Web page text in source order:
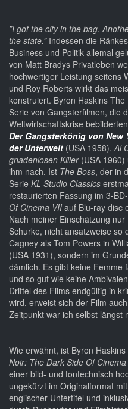
”I got the city in the bag.
the state.”Indessen die
Business und Politik allemal
von Matt Bradys Privatleben
hochwertiger Leistung seitens
und Roy Roberts wirkt das
konstruiert. Byron Haskins
Serie von Gangsterfilmen, die
Weltwirtschaftskrise
Der Gangsterkönig von New
der Unterwelt (USA 1958),Al
gnadenlosen Killer(USA 1960)
ihm nach. Ist The Boss, der in
Serie KL Studio Classics
restaurierten Fassung im 3-
Of Cinema VII auf Blu-ray disc
Nach meiner Einschätzung
Schurke, nicht ansatzweise so
Cagney als Tom Powers in
(USA 1931), sondern im
dämlich. Es gibt keine Femme
und so gut wie keine
Drittel des Films endgültig in
wird, erweist sich der Film
Zeitpunkt war ich selbst längst
Wie erwähnt, ist Byron
Noir: The Dark Side Of
einer bild- und tontechnisch
ungekürzt im Originalformat
englischer Untertitel und